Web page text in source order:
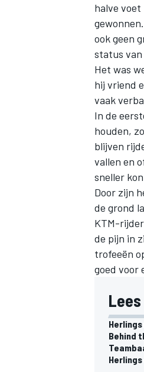
halve voet
ook geen
status van
Het was
hij vriend
vaak
In de
houden,
blijven
vallen en
sneller
Door zijn
de grond
KTM-
de pijn in
trofeeën
goed voor
Behind